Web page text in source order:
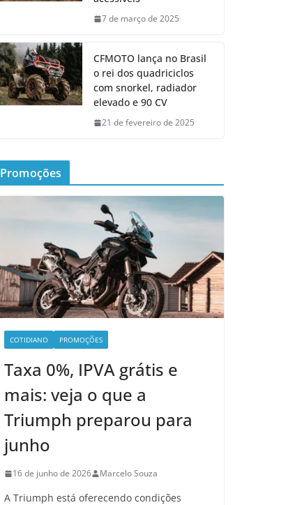
7 de março de 2025
CFMOTO lança no Brasil
o rei dos quadriciclos
com snorkel, radiador
elevado e 90 CV
21 de fevereiro de 2025
Promoções
COTIDIANO PROMOÇÕES
Taxa 0%, IPVA grátis e
mais: veja o que a
Triumph preparou para
junho
16 de junho de 2026 Marcelo Souza
A Triumph está oferecendo condições